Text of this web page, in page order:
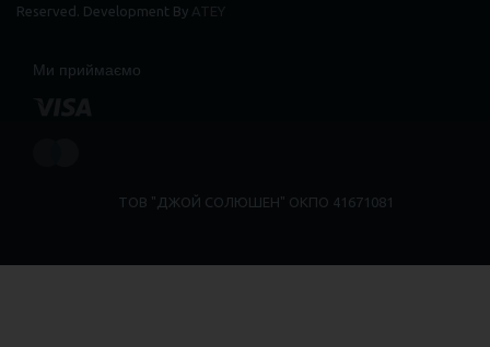
Reserved. Development By
Ми приймаємо
ТОВ "ДЖОЙ СОЛЮШЕН" ОКПО 41671081